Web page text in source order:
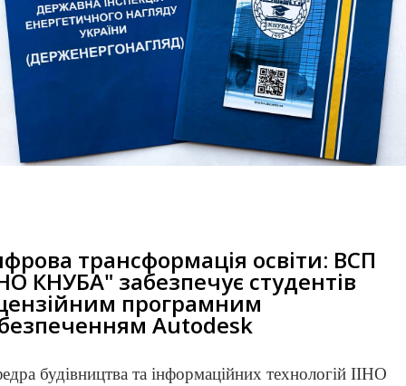
трансформація освіти: ВСП
КНУБА" забезпечує студентів
програмним
Autodesk
будівництва та інформаційних технологій ІІНО